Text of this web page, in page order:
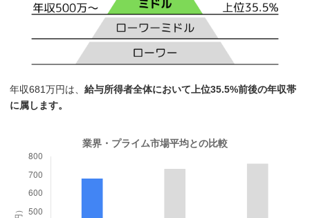
年収681万円は、給与所得者全体において上位35.5%前後の年収帯
に属します。